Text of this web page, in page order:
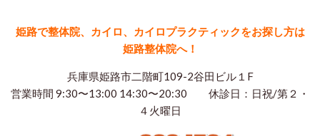
姫路で整体院、カイロ、カイロプラクティックをお探し方は
姫路整体院へ！
兵庫県姫路市二階町109-2谷田ビル１F
営業時間 9:30〜13:00 14:30〜20:30 休診日：日祝/第２・
４火曜日